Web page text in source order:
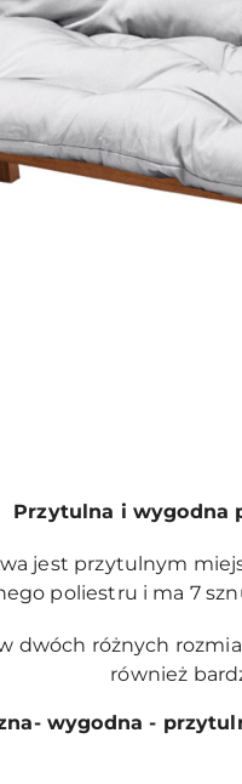
Przytulna i wygodna
jest przytulnym
poliestru i ma 7
dwóch różnych
również
wygodna -